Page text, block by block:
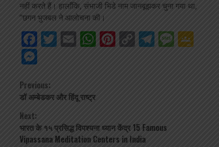
नहीं करते हैं। हालाँकि, संभाजी भिडे नाम जानबूझकर चुना गया था,
”छगन भुजबल ने आलोचना की।
Facebook
Twitter
EmailWhatsApp
Pinterest
Copy
Continue
Reading
Previous:
डॉ अम्बेडकर और हिंदू राष्ट्र
Next:
भारत के १५ प्रसिद्ध विपश्यना ध्यान केंद्र 15 Famous
Vipassana Meditation Centers in India